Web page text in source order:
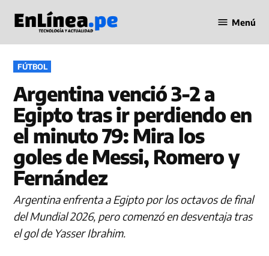
contenido
en Línea
Menú
PUBLICADO
EN
FÚTBOL
Argentina venció 3-2 a
Egipto tras ir perdiendo en
el minuto 79: Mira los
goles de Messi, Romero y
Fernández
Argentina enfrenta a Egipto por los octavos de final
del Mundial 2026, pero comenzó en desventaja tras
el gol de Yasser Ibrahim.